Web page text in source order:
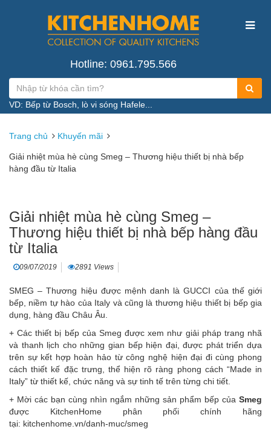
Hotline: 0961.795.566
VD: Bếp từ Bosch, lò vi sóng Hafele...
Trang chủ Khuyến mãi
Giải nhiệt mùa hè cùng Smeg – Thương hiệu thiết bị nhà bếp
hàng đầu từ Italia
Giải nhiệt mùa hè cùng Smeg –
Thương hiệu thiết bị nhà bếp hàng đầu
từ Italia
09/07/2019 2891 Views
SMEG – Thương hiệu được mệnh danh là GUCCI của thế giới
bếp, niềm tự hào của Italy và cũng là thương hiệu thiết bị bếp gia
dụng, hàng đầu Châu Âu.
+ Các thiết bị bếp của Smeg được xem như giải pháp trang nhã
và thanh lịch cho những gian bếp hiện đại, được phát triển dựa
trên sự kết hợp hoàn hảo từ công nghệ hiện đại đi cùng phong
cách thiết kế đặc trưng, thể hiện rõ ràng phong cách “Made in
Italy” từ thiết kế, chức năng và sự tinh tế trên từng chi tiết.
+ Mời các bạn cùng nhìn ngắm những sản phẩm bếp của Smeg
được KitchenHome phân phối chính hãng
tại: kitchenhome.vn/danh-muc/smeg